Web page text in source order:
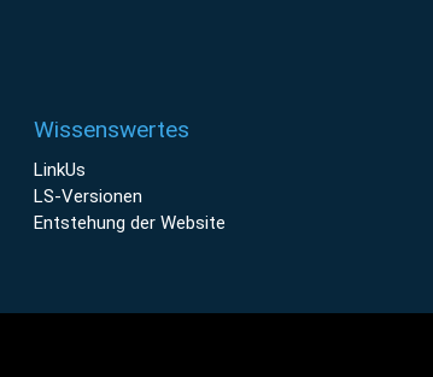
Wissenswertes
LinkUs
LS-Versionen
Entstehung der Website